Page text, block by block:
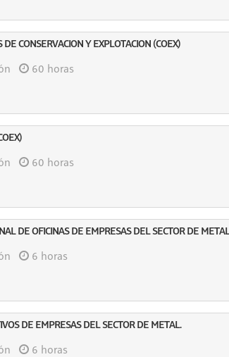
CONSERVACION Y EXPLOTACION (COEX)
60 horas
60 horas
DE OFICINAS DE EMPRESAS DEL SECTOR DE
6 horas
DE EMPRESAS DEL SECTOR DE METAL.
6 horas